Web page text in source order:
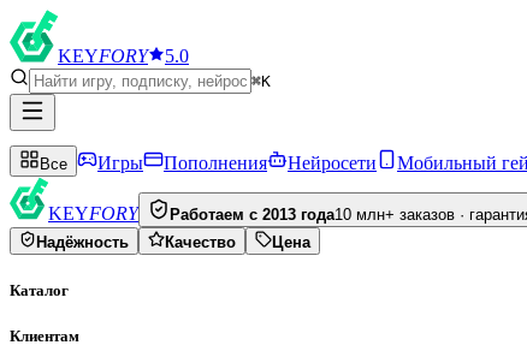
KEYFORY 5.0
⌘K
Все Игры Пополнения Нейросети Мобильный
KEYFORY Работаем с 2013 года10 млн+ заказов ·
Надёжность
Качество Цена
Каталог
Клиентам